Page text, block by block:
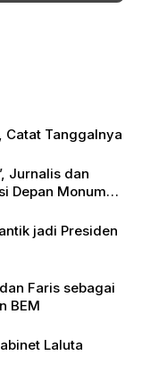
Catat Tanggalnya
Jurnalis dan
Depan Monumen
jadi Presiden
Faris sebagai
BEM
Laluta